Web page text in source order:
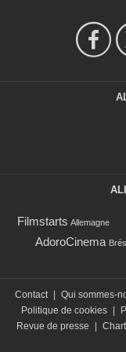
Filmstarts Allemagne
AdoroCinema
Contact Qui sommes-
Politique de cookies
Revue de presse